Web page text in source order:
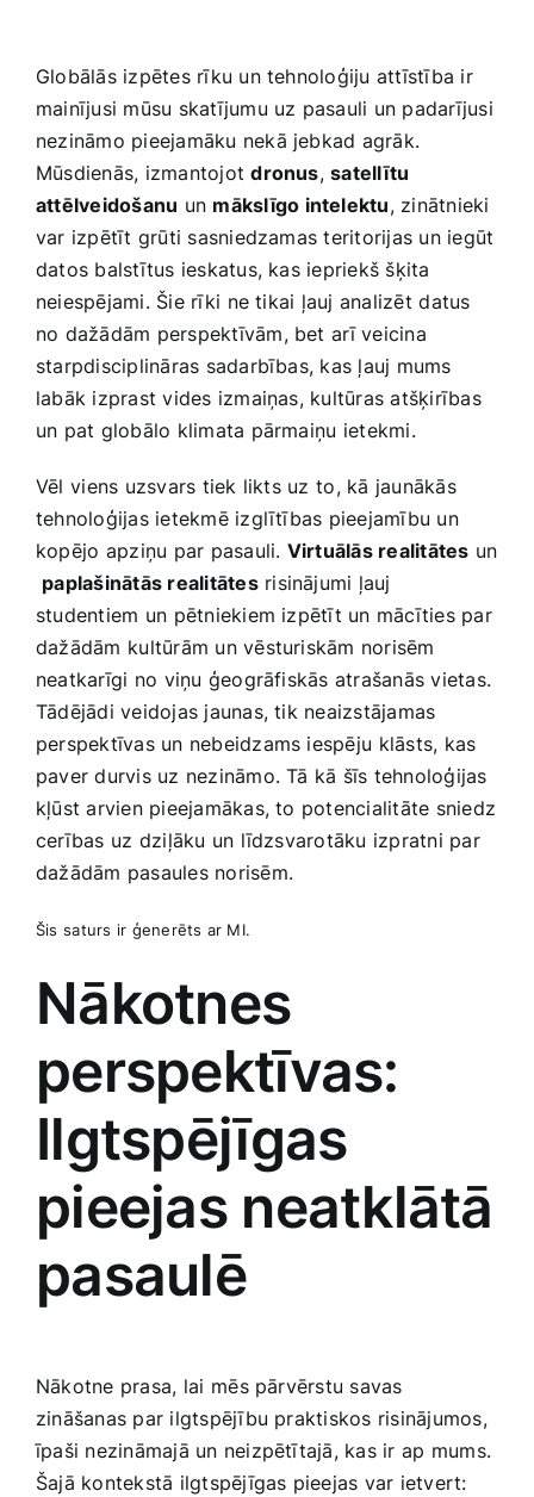
Globālās izpētes rīku un tehnoloģiju attīstība ‍ir
mainījusi mūsu skatījumu uz ‌pasauli un padarījusi
nezināmo pieejamāku nekā jebkad agrāk.
Mūsdienās, izmantojotdronus,satellītu
attēlveidošanu un mākslīgo‍ intelektu,​ zinātnieki
var izpētīt grūti sasniedzamas teritorijas un iegūt
datos balstītus ieskatus, kas iepriekš šķita
neiespējami. Šie rīki ⁢ne tikai​ ļauj analizēt ⁢datus​
no dažādām perspektīvām, bet ⁢arī veicina
starpdisciplināras ​sadarbības, kas ļauj mums
labāk izprast ​vides‍ izmaiņas, kultūras atšķirības
un‌ pat ‌globālo klimata pārmaiņu ⁤ietekmi.
Vēl ⁣viens uzsvars tiek likts uz ⁤to, kā jaunākās
tehnoloģijas ietekmē izglītības pieejamību un⁤
kopējo ⁢apziņu par pasauli. Virtuālās realitātes un
paplašinātās‍ realitātes​risinājumi ļauj
studentiem un⁤ pētniekiem izpētīt un mācīties par
dažādām⁣ kultūrām un vēsturiskām norisēm
neatkarīgi ⁣no viņu ģeogrāfiskās atrašanās vietas.
Tādējādi ​veidojas jaunas, tik neaizstājamas
‌perspektīvas ​un nebeidzams‍ iespēju ⁤klāsts, kas
paver durvis uz nezināmo. Tā kā šīs tehnoloģijas
kļūst arvien pieejamākas, to potencialitāte sniedz
cerības uz ⁣dziļāku un līdzsvarotāku izpratni par
dažādām pasaules norisēm.
Šis⁢ saturs ir ģenerēts ar MI.
Nākotnes ​
perspektīvas:
Ilgtspējīgas
pieejas neatklātā
pasaulē
Nākotne prasa,⁢ lai ⁢mēs pārvērstu‍ savas
zināšanas par ilgtspējību praktiskos risinājumos,
īpaši nezināmajā un neizpētītajā, kas ir⁤ ap mums.
Šajā kontekstā ilgtspējīgas pieejas var ‍ietvert: